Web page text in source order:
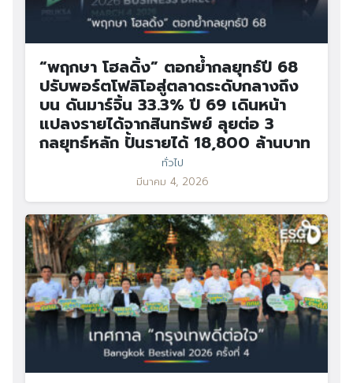
“พฤกษา โฮลดิ้ง” ตอกย้ำกลยุทธ์ปี 68
ปรับพอร์ตโฟลิโอสู่ตลาดระดับกลางถึง
บน ดันมาร์จิ้น 33.3% ปี 69 เดินหน้า
แปลงรายได้จากสินทรัพย์ ลุยต่อ 3
กลยุทธ์หลัก ปั้นรายได้ 18,800 ล้านบาท
ทั่วไป
มีนาคม 4, 2026